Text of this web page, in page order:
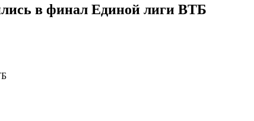
в финал Единой лиги ВТБ